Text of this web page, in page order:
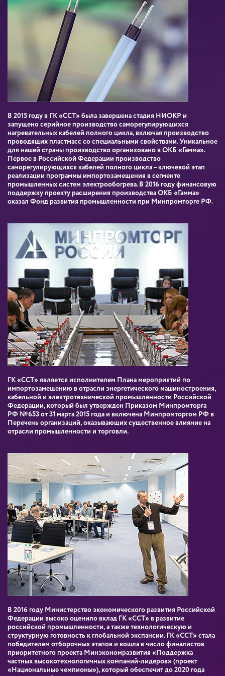
В 2015 году в ГК «ССТ» была завершена стадия НИОКР и
запущено серийное производство саморегулирующихся
нагревательных кабелей полного цикла, включая производство
проводящих пластмасс со специальными свойствами. Уникальное
для нашей страны производство организовано в ОКБ «Гамма».
Первое в Российской Федерации производство
саморегулирующихся кабелей полного цикла – ключевой этап
реализации программы импортозамещения в сегменте
промышленных систем электрообогрева. В 2016 году финансовую
поддержку проекту расширения производства ОКБ «Гамма»
оказал Фонд развития промышленности при Минпромторге РФ.
ГК «ССТ» является исполнителем Плана мероприятий по
импортозамещению в отрасли энергетического машиностроения,
кабельной и электротехнической промышленности Российской
Федерации, который был утвержден Приказом Минпромторга
РФ №653 от 31 марта 2015 года и включена Минпромторгом РФ в
Перечень организаций, оказывающих существенное влияние на
отрасли промышленности и торговли.
В 2016 году Министерство экономического развития Российской
Федерации высоко оценило вклад ГК «ССТ» в развитие
российской промышленности, а также технологическую и
структурную готовность к глобальной экспансии. ГК «ССТ» стала
победителем отборочных этапов и вошла в число финалистов
приоритетного проекта Минэкономразвития «Поддержка
частных высокотехнологичных компаний-лидеров» (проект
«Национальные чемпионы»), который обеспечит до 2020 года